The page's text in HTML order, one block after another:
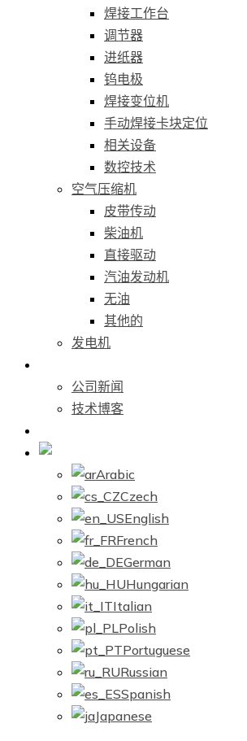
焊接工作台
调节器
进纸器
钨电极
焊接变位机
手动焊接卡块定位
相关设备
数控技术
空气压缩机
皮带传动
柴油机
直接驱动
汽油发动机
无油
其他的
发电机
公司新闻
技术博客
Arabic
Czech
English
French
German
Hungarian
Italian
Polish
Portuguese
Russian
Spanish
Japanese